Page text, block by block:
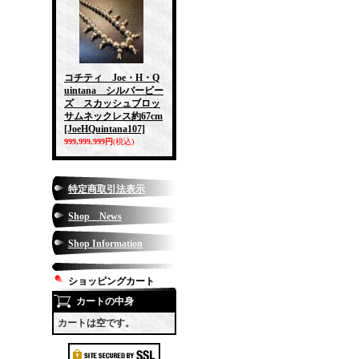
コチティ Joe・H・Q
uintana シルバービー
ズ スカッシュブロッ
サムネックレス約67cm
[JoeHQuintana107]
999,999,999円(税込)
特定商取引法表示
Shop News
Shop Information
ショッピングカート
カートの中身
カートは空です。